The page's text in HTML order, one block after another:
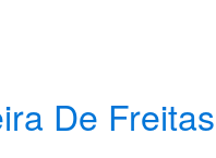
De Freitas